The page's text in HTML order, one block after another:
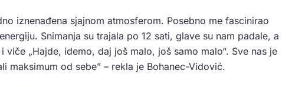
iznenađena sjajnom atmosferom. Posebno me fascinirao
Snimanja su trajala po 12 sati, glave su nam padale, a
„Hajde, idemo, daj još malo, još samo malo“. Sve nas je
maksimum od sebe” – rekla je Bohanec-Vidović.